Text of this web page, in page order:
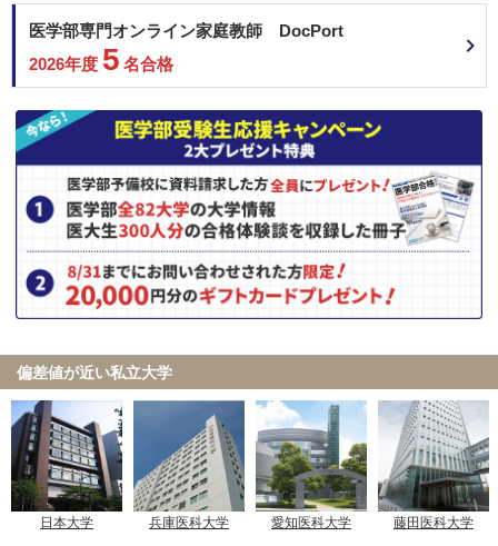
医学部専門オンライン家庭教師 DocPort
2026年度 5 名合格
偏差値が近い私立大学
日本大学 兵庫医科大学 愛知医科大学 藤田医科大学